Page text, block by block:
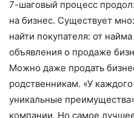
7-шаговый процесс
на бизнес. Существует
найти покупателя: от
объявления о продаже
Можно даже продать
родственникам. «У
уникальные
компании. Но самое